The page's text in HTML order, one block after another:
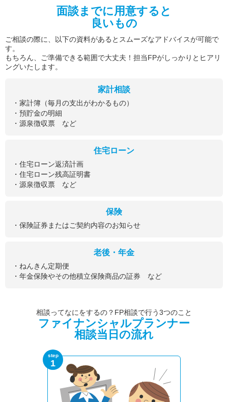
面談までに用意すると
良いもの
ご相談の際に、以下の資料があるとスムーズなアドバイスが可能で
す。
もちろん、ご準備できる範囲で大丈夫！担当FPがしっかりとヒアリ
ングいたします。
家計相談
・家計簿（毎月の支出がわかるもの）
・預貯金の明細
・源泉徴収票 など
住宅ローン
・住宅ローン返済計画
・住宅ローン残高証明書
・源泉徴収票 など
保険
・保険証券またはご契約内容のお知らせ
老後・年金
・ねんきん定期便
・年金保険やその他積立保険商品の証券 など
相談ってなにをするの？FP相談で行う3つのこと
ファイナンシャルプランナー
相談当日の流れ
step
1